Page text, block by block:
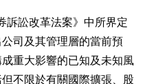
訴訟改革法案》中所界定
司及其管理層的當前預
重大影響的已知及未知風
不限於有關國際擴張、股